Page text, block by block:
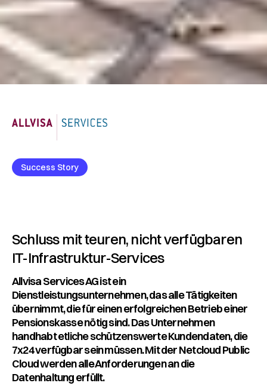
Success Story
Schluss mit teuren, nicht verfügbaren
IT-Infrastruktur-Services
Allvisa Services AG ist ein
Dienstleistungsunternehmen, das alle Tätigkeiten
übernimmt, die für einen erfolgreichen Betrieb einer
Pensionskasse nötig sind. Das Unternehmen
handhabt etliche schützenswerte Kundendaten, die
7x24 verfügbar sein müssen. Mit der Netcloud Public
Cloud werden alle Anforderungen an die
Datenhaltung erfüllt.